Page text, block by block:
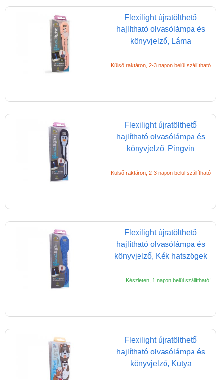
Flexilight újratölthető
hajlítható olvasólámpa és
könyvjelző, Láma
Külső raktáron, 2-3 napon belül szállítható
Flexilight újratölthető
hajlítható olvasólámpa és
könyvjelző, Pingvin
Külső raktáron, 2-3 napon belül szállítható
Flexilight újratölthető
hajlítható olvasólámpa és
könyvjelző, Kék hatszögek
Készleten, 1 napon belül szállítható!
Flexilight újratölthető
hajlítható olvasólámpa és
könyvjelző, Kutya
Okos partijátékok
Oktató játékok kutyáknak
Pasztell játékok
Papírszínház
Spiegelburg játékok
Strandjátékok
Szerelés, barkácsolás, kerti
Szerepjáték
Tanulást segítő játék
Társasjáték
Tudományos játék
Úti játékok, Utazó játékok
Ügyességi játékok